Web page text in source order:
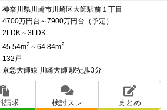
神奈川県川崎市川崎区大師駅前１丁目
4700万円台～7900万円台（予定）
2LDK～3LDK
45.54m2 ～64.84m2
132戸
京急大師線 川崎大師 駅徒歩3分
請求 検討スレ まとめ